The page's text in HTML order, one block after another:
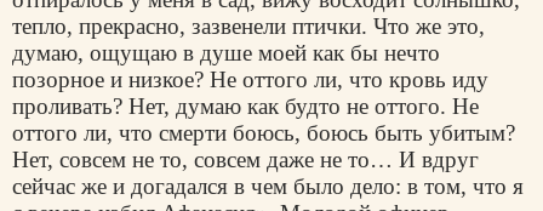
тепло, прекрасно, зазвенели птички. Что же это,
думаю, ощущаю в душе моей как бы нечто
позорное и низкое? Не оттого ли, что кровь иду
проливать? Нет, думаю как будто не оттого. Не
оттого ли, что смерти боюсь, боюсь быть убитым?
Нет, совсем не то, совсем даже не то… И вдруг
сейчас же и догадался в чем было дело: в том, что я